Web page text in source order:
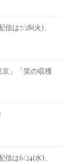
は7/28(火)、
京」「笑の収穫
は6/24(水)、